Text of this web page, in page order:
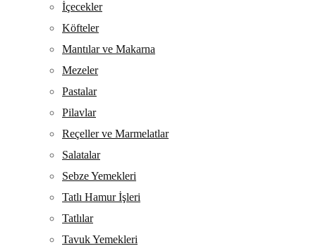
İçecekler
Köfteler
Mantılar ve Makarna
Mezeler
Pastalar
Pilavlar
Reçeller ve Marmelatlar
Salatalar
Sebze Yemekleri
Tatlı Hamur İşleri
Tatlılar
Tavuk Yemekleri